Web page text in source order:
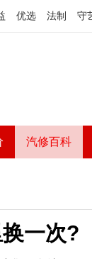
优选 法制 守
汽修百科
一次?